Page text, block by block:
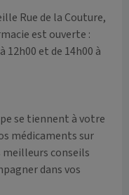
Rue de la Couture,
est ouverte :
12h00 et de 14h00 à
se tiennent à votre
médicaments sur
meilleurs conseils
dans vos